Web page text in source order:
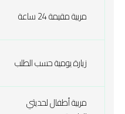
مربية مقيمة 24 ساعة
زيارة يومية حسب الطلب
مربية أطفال لحديثي